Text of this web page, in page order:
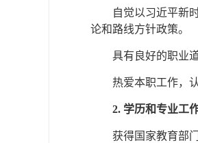
自觉以习近平新
论和路线方针政策。
具有良好的职业
热爱本职工作，
2. 学历和专业工
获得国家教育部